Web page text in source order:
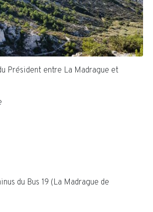
Président entre La Madrague et
du Bus 19 (La Madrague de